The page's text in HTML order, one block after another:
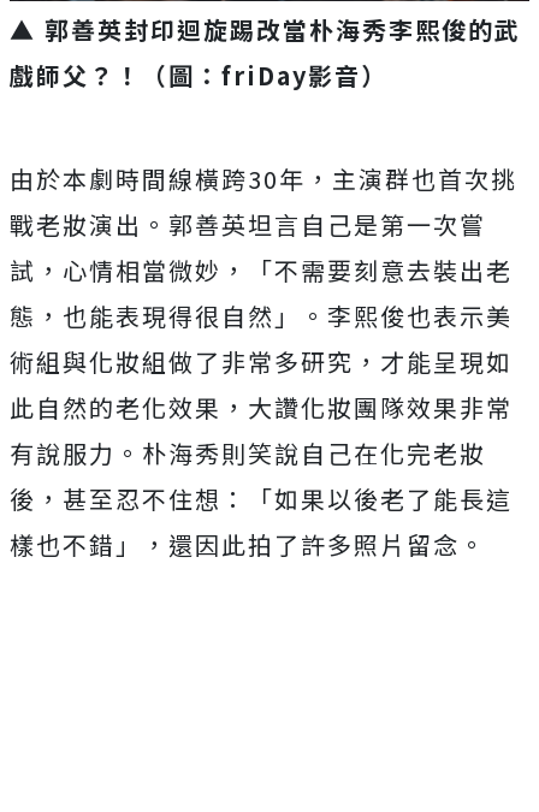
▲ 郭善英封印迴旋踢改當朴海秀李熙俊的武
戲師父？！（圖：friDay影音）
由於本劇時間線橫跨30年，主演群也首次挑
戰老妝演出。 郭善英坦言自己是第一次嘗
試，心情相當微妙，「不需要刻意去裝出老
態，也能表現得很自然」。 李熙俊也表示美
術組與化妝組做了非常多研究， 才能呈現如
此自然的老化效果，大讚化妝團隊效果非常
有說服力。 朴海秀則笑說自己在化完老妝
後，甚至忍不住想：「如果以後老了能長這
樣也不錯」，還因此拍了許多照片留念。